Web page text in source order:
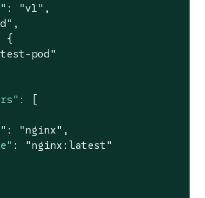
: "v1" ,
,
{
pod"
: [
: "nginx" ,
:
"nginx:latest"